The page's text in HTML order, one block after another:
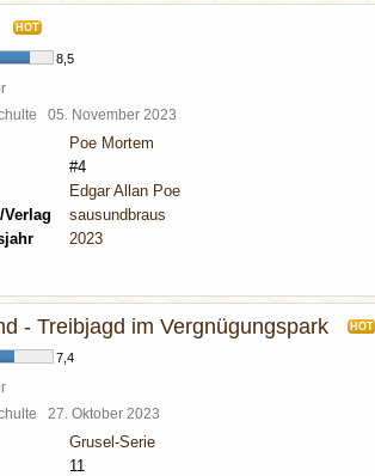
HOT
8,5
05. November 2023
Poe Mortem
#4
Edgar Allan Poe
sausundbraus
2023
- Treibjagd im Vergnügungspark HOT
7,4
27. Oktober 2023
Grusel-Serie
11